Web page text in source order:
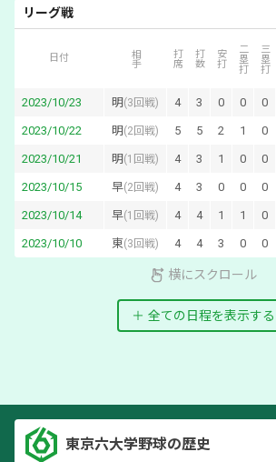
リーグ戦
日付 相手 打席 打数 安打 二塁打 三塁打
2023/10/23 明 (3回戦) 4 3 0 0 0
2023/10/22 明 (2回戦) 5 5 2 1 0
2023/10/21 明 (1回戦) 4 3 1 0 0
2023/10/15 早(2回戦) 4 3 0 0 0
2023/10/14 早(1回戦) 4 4 1 1 0
2023/10/10 東(3回戦) 4 4 3 0 0
横にスクロール
全ての日程を表示する
東京六大学野球の歴史